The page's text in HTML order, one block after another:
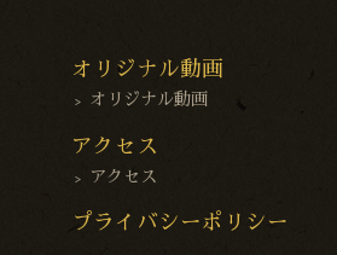
オリジナル動画
オリジナル動画
アクセス
アクセス
プライバシーポリシー